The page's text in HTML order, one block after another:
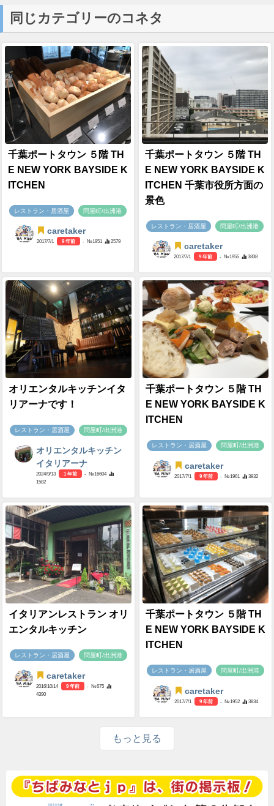
同じカテゴリーのコネタ
千葉ポートタウン ５階 TH
E NEW YORK BAYSIDE K
ITCHEN
レストラン・居酒屋 問屋町/出洲港
caretaker
2017/7/1 9 年前 - №1951 2579
千葉ポートタウン ５階 TH
E NEW YORK BAYSIDE K
ITCHEN 千葉市役所方面の
景色
レストラン・居酒屋 問屋町/出洲港
caretaker
2017/7/1 9 年前 - №1955 3838
オリエンタルキッチンイタ
リアーナです！
レストラン・居酒屋 問屋町/出洲港
オリエンタルキッチン
イタリアーナ
2024/9/13 1 年前
- №16604
1582
千葉ポートタウン ５階 TH
E NEW YORK BAYSIDE K
ITCHEN
レストラン・居酒屋 問屋町/出洲港
caretaker
2017/7/1 9 年前 - №1961 3832
イタリアンレストラン オリ
エンタルキッチン
レストラン・居酒屋 問屋町/出洲港
caretaker
2016/10/14 9 年前
- №675
4390
千葉ポートタウン ５階 TH
E NEW YORK BAYSIDE K
ITCHEN
レストラン・居酒屋 問屋町/出洲港
caretaker
2017/7/1 9 年前 - №1952 3834
もっと見る